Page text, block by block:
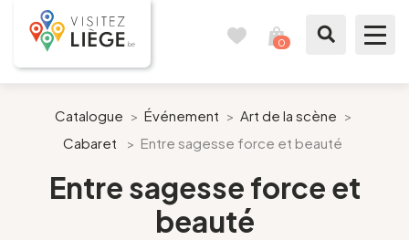
0
Comme un Liégeois
Préparer mon séjour
Catalogue > Événement > Art de la scène >
Cabaret
> Entre sagesse force et beauté
Entre sagesse force et
beauté